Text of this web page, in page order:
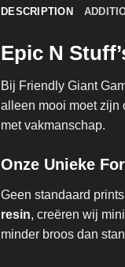
DESCRIPTION
Epic N
Bij Friendly Giant
alleen mooi moet zijn
met vakmanschap.
Onze Unieke
Geen standaard
resin, creëren wij
minder broos dan